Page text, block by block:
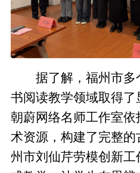
据了解，福州市
书阅读教学领域取得
朝蔚网络名师工作室
术资源，构建了完整
州市刘仙芹劳模创新